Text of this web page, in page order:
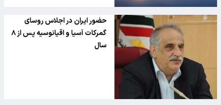
حضور ایران در اجلاس روسای
گمرکات آسیا و اقیانوسیه پس از ۸
سال